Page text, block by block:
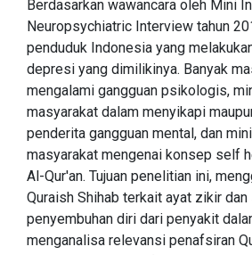
Berdasarkan wawancara oleh Mini
Neuropsychiatric Interview tahun
penduduk Indonesia yang
depresi yang dimilikinya. Banyak
mengalami gangguan psikologis,
masyarakat dalam menyikapi
penderita gangguan mental, dan
masyarakat mengenai konsep self
Al-Qur'an. Tujuan penelitian ini,
Quraish Shihab terkait ayat zikir
penyembuhan diri dari penyakit
menganalisa relevansi penafsiran